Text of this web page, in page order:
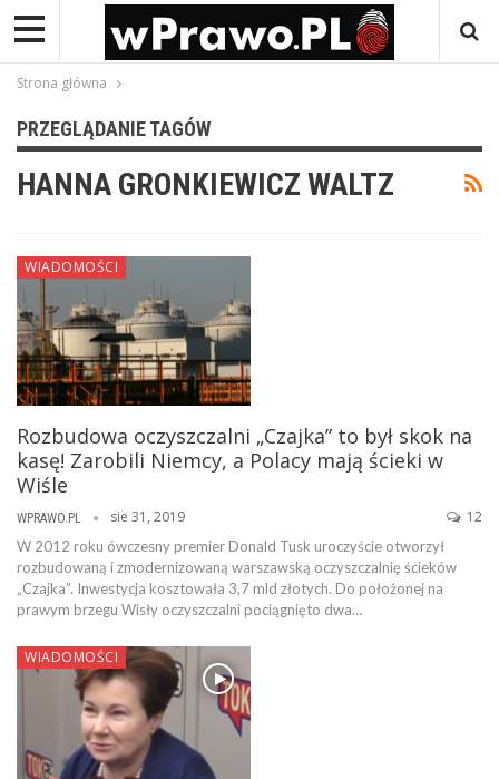
Strona główna
PRZEGLĄDANIE TAGÓW
HANNA GRONKIEWICZ WALTZ
WIADOMOŚCI
Rozbudowa oczyszczalni „Czajka” to był skok na
kasę! Zarobili Niemcy, a Polacy mają ścieki w
Wiśle
WPRAWO.PL sie 31, 2019 12
W 2012 roku ówczesny premier Donald Tusk uroczyście otworzył
rozbudowaną i zmodernizowaną warszawską oczyszczalnię ścieków
„Czajka”. Inwestycja kosztowała 3,7 mld złotych. Do położonej na
prawym brzegu Wisły oczyszczalni pociągnięto dwa…
WIADOMOŚCI